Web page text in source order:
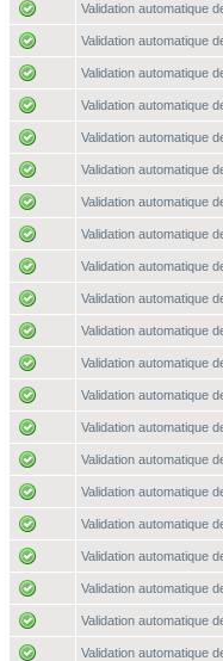
Validation automatique
Validation automatique
Validation automatique
Validation automatique
Validation automatique
Validation automatique
Validation automatique
Validation automatique
Validation automatique
Validation automatique
Validation automatique
Validation automatique
Validation automatique
Validation automatique
Validation automatique
Validation automatique
Validation automatique
Validation automatique
Validation automatique
Validation automatique
Validation automatique